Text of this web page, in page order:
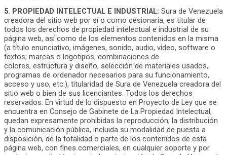
5. PROPIEDAD INTELECTUAL E INDUSTRIAL: Sura de Venezuela
creadora del sitio web por sí o como cesionaria, es titular de
todos los derechos de propiedad intelectual e industrial de su
página web, así como de los elementos contenidos en la misma
(a título enunciativo, imágenes, sonido, audio, vídeo, software o
textos; marcas o logotipos, combinaciones de
colores, estructura y diseño, selección de materiales usados,
programas de ordenador necesarios para su funcionamiento,
acceso y uso, etc.), titularidad de Sura de Venezuela creadora del
sitio web o bien de sus licenciantes. Todos los derechos
reservados. En virtud de lo dispuesto en Proyecto de Ley que se
encuentra en Consejo de Gabinete de La Propiedad Intelectual,
quedan expresamente prohibidas la reproducción, la distribución
y la comunicación pública, incluida su modalidad de puesta a
disposición, de la totalidad o parte de los contenidos de esta
página web, con fines comerciales, en cualquier soporte y por